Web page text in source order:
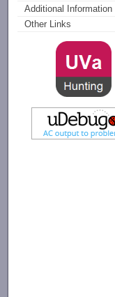
Additional Information
Other Links